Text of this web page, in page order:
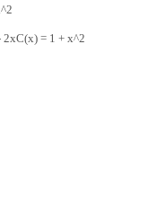
= 1 + x^2